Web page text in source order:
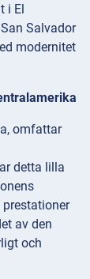
i El
Salvador
modernitet
omfattar
detta lilla
av den
och